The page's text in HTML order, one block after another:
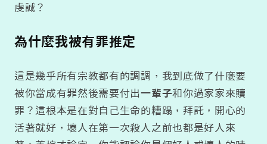
虔誠？
為什麼我被有罪推定
這是幾乎所有宗教都有的調調，我到底做了什麼要
被你當成有罪然後需要付出一輩子和你過家家來贖
罪？這根本是在對自己生命的糟蹋，拜託，開心的
活著就好，壞人在第一次殺人之前也都是好人來